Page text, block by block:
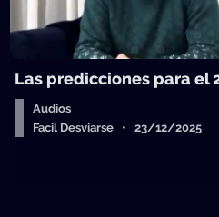
Las predicciones para el
Audios
Facil Desviarse • 23/12/2025